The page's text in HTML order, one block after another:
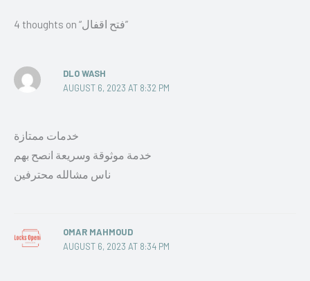
4 thoughts on “فتح اقفال”
DLO WASH
AUGUST 6, 2023 AT 8:32 PM
خدمات ممتازة
خدمة موثوقة وسريعة انصح بهم
ناس مشالله محترفين
OMAR MAHMOUD
AUGUST 6, 2023 AT 8:34 PM